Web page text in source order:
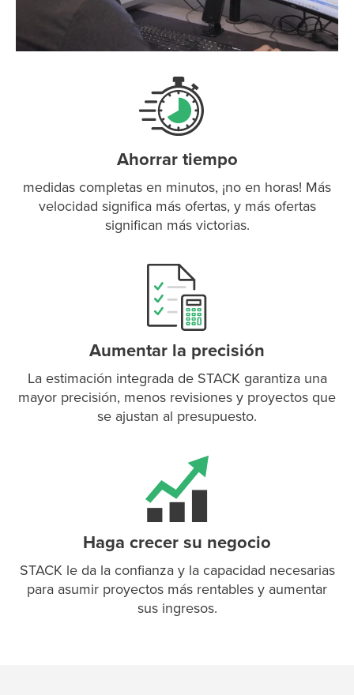
Ahorrar tiempo
medidas completas en minutos, ¡no en horas! Más
velocidad significa más ofertas, y más ofertas
significan más victorias.
Aumentar la precisión
La estimación integrada de STACK garantiza una
mayor precisión, menos revisiones y proyectos que
se ajustan al presupuesto.
Haga crecer su negocio
STACK le da la confianza y la capacidad necesarias
para asumir proyectos más rentables y aumentar
sus ingresos.